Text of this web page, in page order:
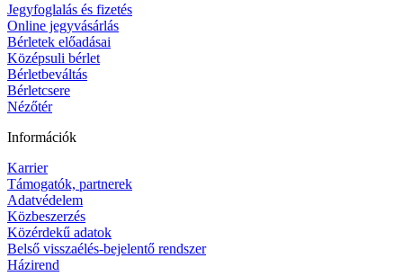
Jegyfoglalás és fizetés
Online jegyvásárlás
Bérletek előadásai
Középsuli bérlet
Bérletbeváltás
Bérletcsere
Nézőtér
Információk
Karrier
Támogatók, partnerek
Adatvédelem
Közbeszerzés
Közérdekű adatok
Belső visszaélés-bejelentő rendszer
Házirend